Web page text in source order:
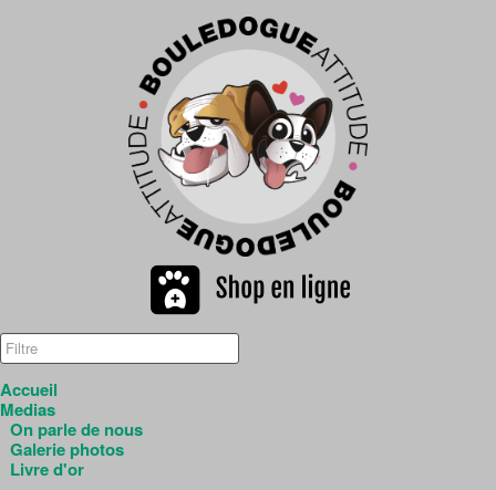
Accueil
Medias
On parle de nous
Galerie photos
Livre d'or